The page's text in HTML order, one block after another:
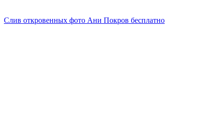
Слив откровенных фото Ани Покров бесплатно